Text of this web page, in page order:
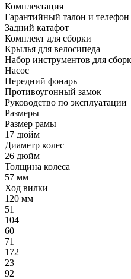
Комплектация
Гарантийный талон и
Задний катафот
Комплект для сборки
Крылья для велосипеда
Набор инструментов для
Насос
Передний фонарь
Противоугонный замок
Руководство по эксплуатации
Размеры
Размер рамы
17 дюйм
Диаметр колес
26 дюйм
Толщина колеса
57 мм
Ход вилки
120 мм
51
104
60
71
172
23
92